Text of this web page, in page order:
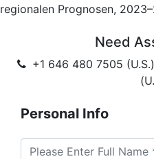
regionalen Prognosen,
Need
+1 646 480 7505 (U.S.)
Personal Info